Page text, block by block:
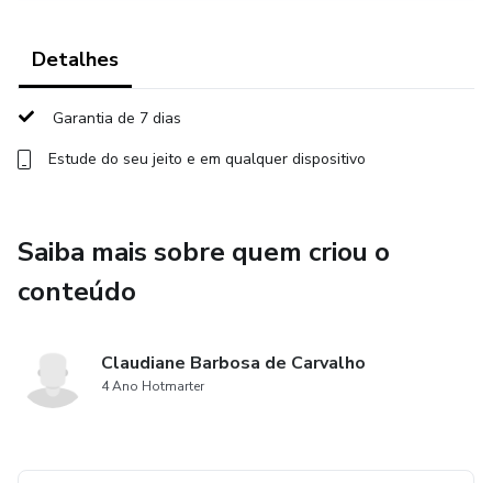
Detalhes
Garantia de 7 dias
Estude do seu jeito e em qualquer dispositivo
Saiba mais sobre quem criou o
conteúdo
Claudiane Barbosa de Carvalho
4 Ano Hotmarter